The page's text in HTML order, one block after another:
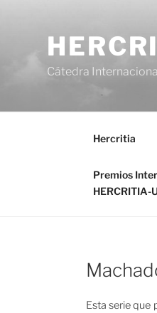
Cátedra
Hercritia
Premios
HERCRITIA-
Esta serie que